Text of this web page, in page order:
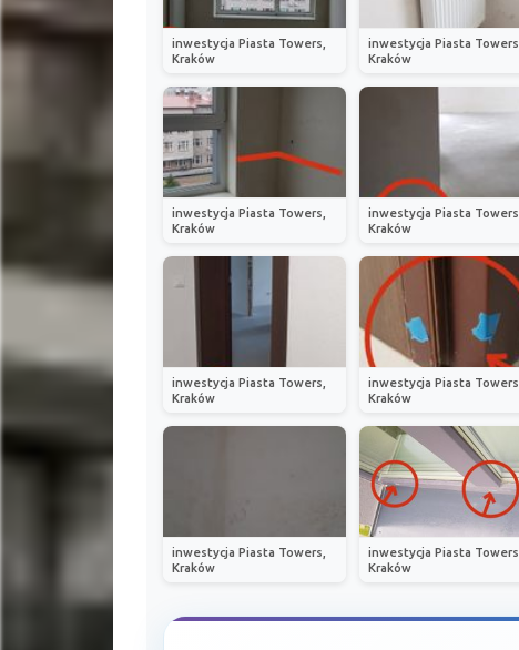
inwestycja Piasta Towers,
Kraków
inwestycja Piasta Towers,
Kraków
inwestycja Piasta Towers,
Kraków
inwestycja Piasta Towers,
Kraków
inwestycja Piasta Towers,
Kraków
inwestycja Piasta Towers,
Kraków
inwestycja Piasta Towers,
Kraków
inwestycja Piasta Towers,
Kraków